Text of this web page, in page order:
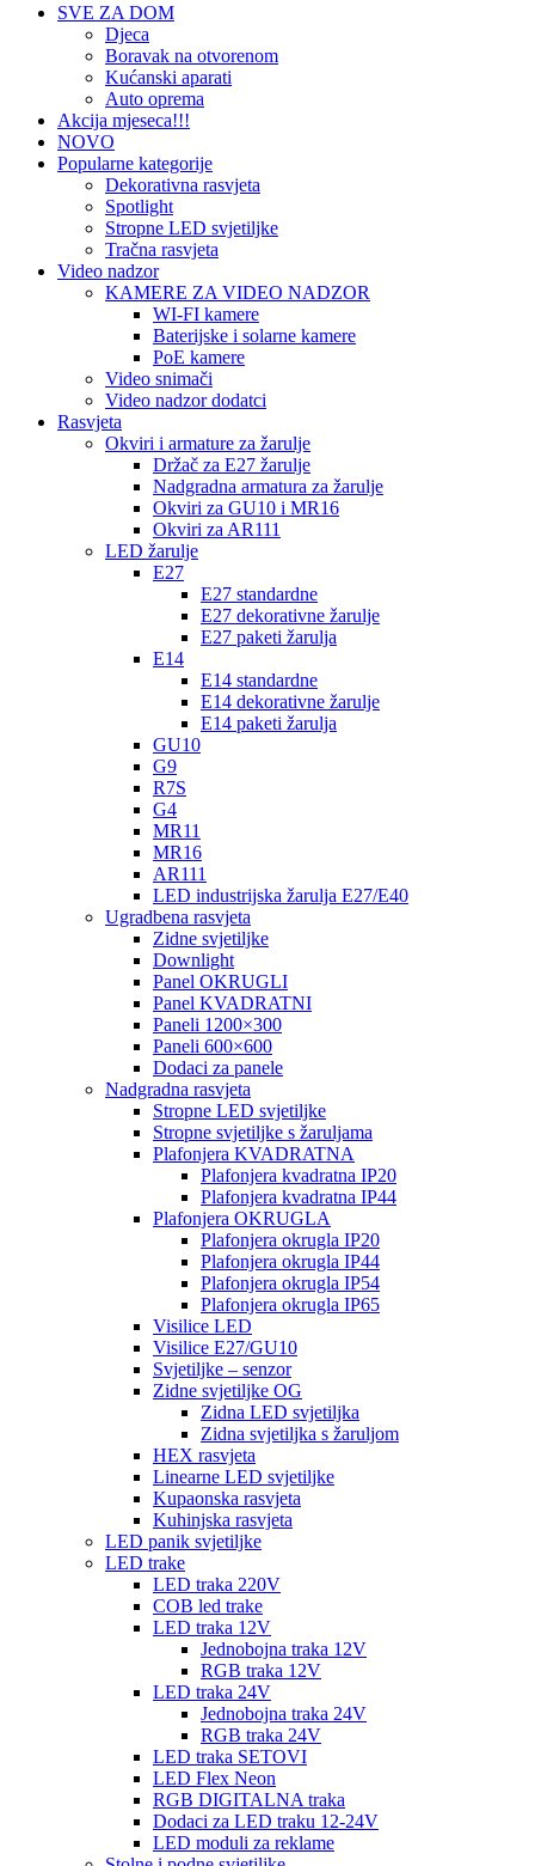
SVE ZA DOM
Djeca
Boravak na otvorenom
Kućanski aparati
Auto oprema
Akcija mjeseca!!!
NOVO
Popularne kategorije
Dekorativna rasvjeta
Spotlight
Stropne LED svjetiljke
Tračna rasvjeta
Video nadzor
KAMERE ZA VIDEO NADZOR
WI-FI kamere
Baterijske i solarne kamere
PoE kamere
Video snimači
Video nadzor dodatci
Rasvjeta
Okviri i armature za žarulje
Držač za E27 žarulje
Nadgradna armatura za žarulje
Okviri za GU10 i MR16
Okviri za AR111
LED žarulje
E27
E27 standardne
E27 dekorativne žarulje
E27 paketi žarulja
E14
E14 standardne
E14 dekorativne žarulje
E14 paketi žarulja
GU10
G9
R7S
G4
MR11
MR16
AR111
LED industrijska žarulja E27/E40
Ugradbena rasvjeta
Zidne svjetiljke
Downlight
Panel OKRUGLI
Panel KVADRATNI
Paneli 1200×300
Paneli 600×600
Dodaci za panele
Nadgradna rasvjeta
Stropne LED svjetiljke
Stropne svjetiljke s žaruljama
Plafonjera KVADRATNA
Plafonjera kvadratna IP20
Plafonjera kvadratna IP44
Plafonjera OKRUGLA
Plafonjera okrugla IP20
Plafonjera okrugla IP44
Plafonjera okrugla IP54
Plafonjera okrugla IP65
Visilice LED
Visilice E27/GU10
Svjetiljke – senzor
Zidne svjetiljke OG
Zidna LED svjetiljka
Zidna svjetiljka s žaruljom
HEX rasvjeta
Linearne LED svjetiljke
Kupaonska rasvjeta
Kuhinjska rasvjeta
LED panik svjetiljke
LED trake
LED traka 220V
COB led trake
LED traka 12V
Jednobojna traka 12V
RGB traka 12V
LED traka 24V
Jednobojna traka 24V
RGB traka 24V
LED traka SETOVI
LED Flex Neon
RGB DIGITALNA traka
Dodaci za LED traku 12-24V
LED moduli za reklame